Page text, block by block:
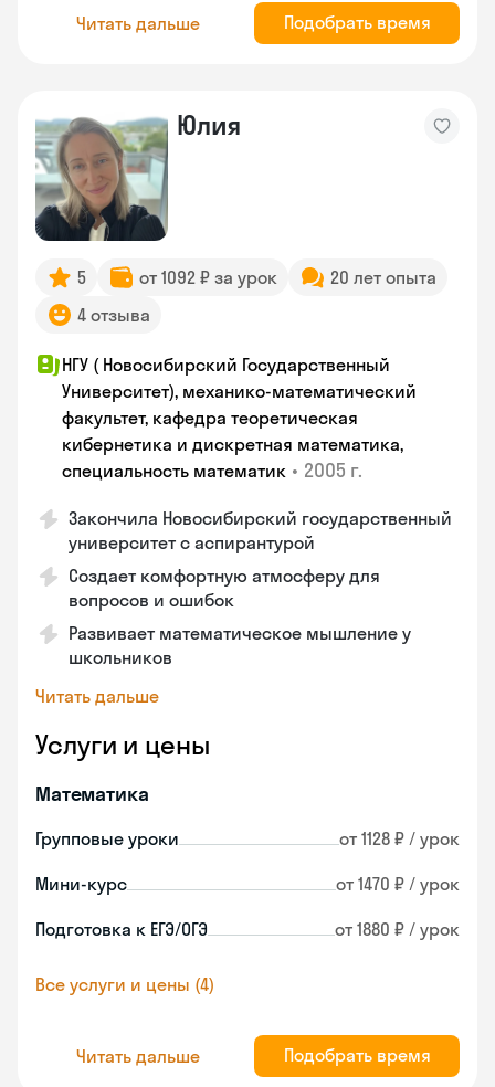
Читать дальше Подобрать время
Юлия
5 от 1092 ₽ за урок
20 лет опыта
4 отзыва
НГУ ( Новосибирский Государственный
Университет), механико-математический
факультет, кафедра теоретическая
кибернетика и дискретная математика,
специальность математик • 2005 г.
Закончилa Новосибирский государственный
университет с аспирантурой
Создает комфортную атмосферу для
вопросов и ошибок
Развивает математическое мышление у
школьников
Читать дальше
Услуги и цены
Математика
Групповые уроки от 1128 ₽ / урок
Мини-курс от 1470 ₽ / урок
Подготовка к ЕГЭ/ОГЭ от 1880 ₽ / урок
Все услуги и цены (4)
Читать дальше Подобрать время